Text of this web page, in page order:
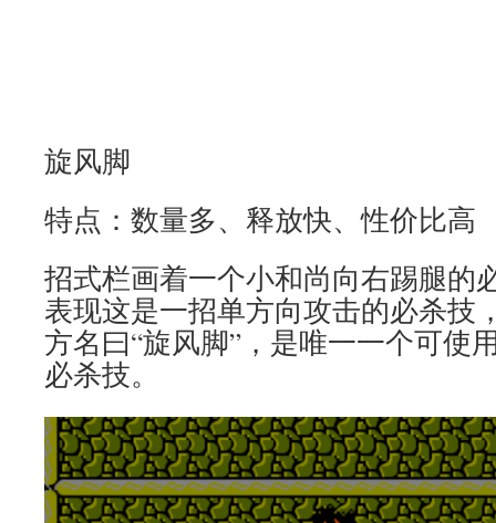
旋风脚
特点：数量多、释放快、性价比高
招式栏画着一个小和尚向右踢腿的
表现这是一招单方向攻击的必杀技
方名曰“旋风脚”，是唯一一个可使
必杀技。